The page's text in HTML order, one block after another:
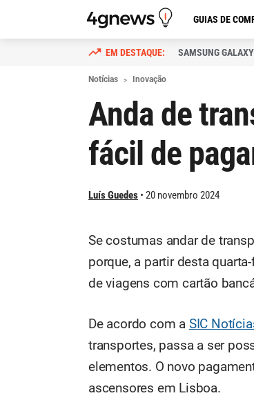
GUIAS DE
SAMSUNG
Notícias Inovação
Anda de
fácil de
Luís Guedes 20 novembro 2024
Se costumas andar de
porque, a partir desta
de viagens com cartão
De acordo com a SIC
transportes, passa a ser
elementos. O novo
ascensores em Lisboa.